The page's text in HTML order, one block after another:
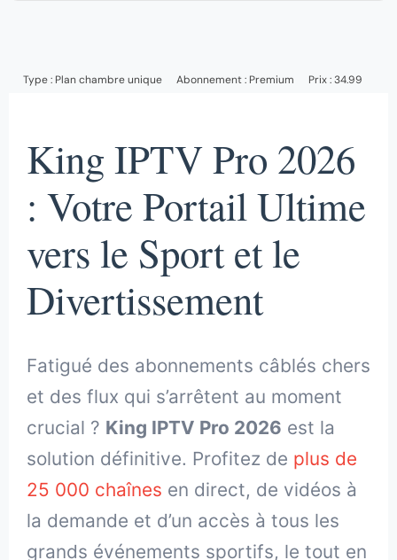
Type : Plan chambre unique Abonnement : Premium Prix : 34.99
King IPTV Pro 2026
: Votre Portail Ultime
vers le Sport et le
Divertissement
Fatigué des abonnements câblés chers
et des flux qui s’arrêtent au moment
crucial ? King IPTV Pro 2026 est la
solution définitive. Profitez de plus de
25 000 chaînes en direct, de vidéos à
la demande et d’un accès à tous les
grands événements sportifs, le tout en